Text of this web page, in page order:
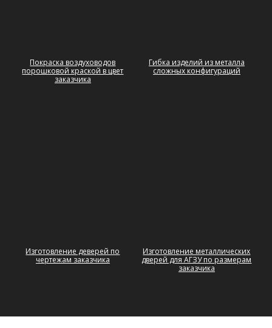
Покраска воздуховодов
порошковой краской в цвет
заказчика
Гибка изделий из металла
сложных конфигураций
Изготовление деверей по
чертежам заказчика
Изготовление металлических
дверей для АГЗУ по размерам
заказчика